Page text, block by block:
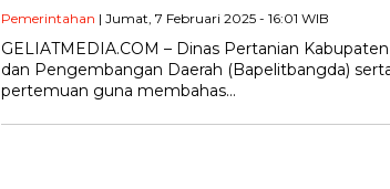
Pemerintahan | Jumat, 7 Februari 2025 - 16:01 WIB
GELIATMEDIA.COM – Dinas Pertanian
dan Pengembangan Daerah (Bapelitbangda)
pertemuan guna membahas…